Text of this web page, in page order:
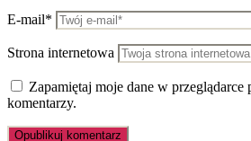
E-mail*
Strona internetowa
Zapamiętaj moje dane w przeglądarce
komentarzy.